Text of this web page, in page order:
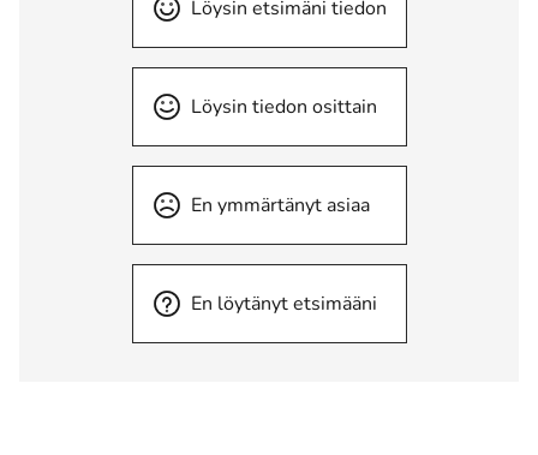
Löysin etsimäni tiedon
Löysin tiedon osittain
En ymmärtänyt asiaa
En löytänyt etsimääni